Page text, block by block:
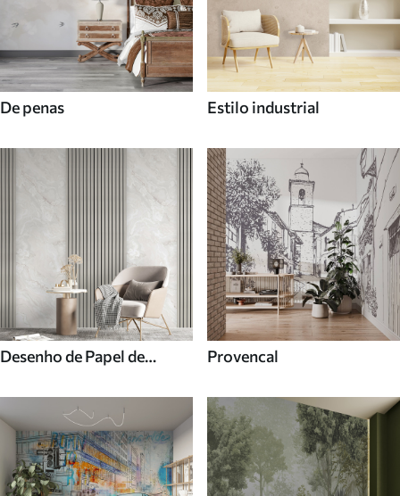
De penas Estilo industrial
Desenho de Papel de
Provencal